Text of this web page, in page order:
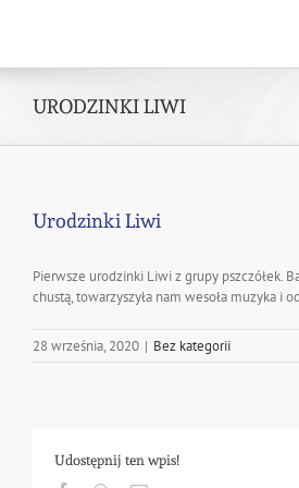
URODZINKI LIWI
Urodzinki Liwi
Pierwsze urodzinki Liwi z grupy pszczółek.
chustą, towarzyszyła nam wesoła muzyka i
28 września, 2020 | Bez kategorii
Udostępnij ten wpis!